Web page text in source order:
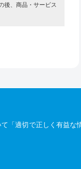
後、商品・サービス
適切で正しく有益な